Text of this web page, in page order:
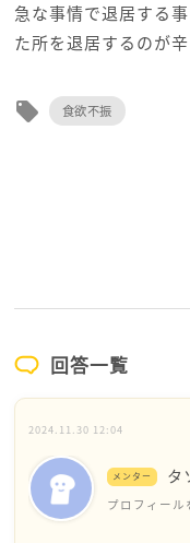
急な事情で退居する
た所を退居するのが辛
local_offer 食欲不振
回答一覧
2024.11.30 12:04
メンター タ
プロフィール